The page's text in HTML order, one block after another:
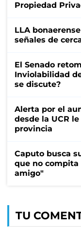
Propiedad
LLA
señales de
El Senado
Inviolabilidad
se discute?
Alerta por el
desde la UCR
provincia
Caputo busca
que no compita
amigo"
TU